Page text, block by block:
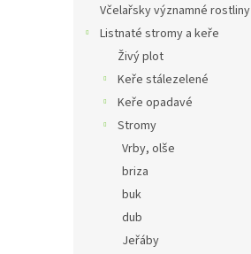
Včelařsky významné rostliny
Listnaté stromy a keře
Živý plot
Keře stálezelené
Keře opadavé
Stromy
Vrby, olše
briza
buk
dub
Jeřáby